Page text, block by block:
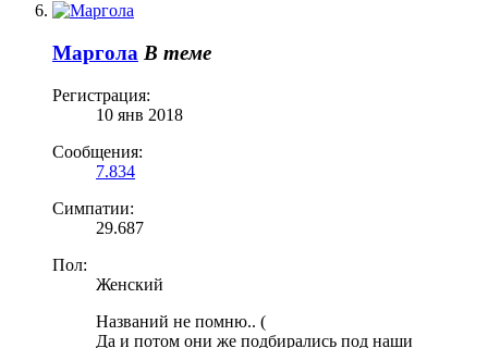
Маргола В теме
Регистрация:
10 янв 2018
Сообщения:
7.834
Симпатии:
29.687
Пол:
Женский
Названий не помню.. (
Да и потом они же подбирались под наши